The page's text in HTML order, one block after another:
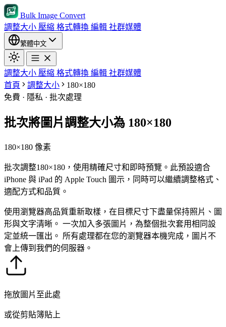
Bulk Image Convert
調整大小 壓縮 格式轉換 編輯 社群媒體
繁體中文
調整大小 壓縮 格式轉換 編輯 社群媒體
首頁
調整大小
180×180
免費 · 隱私 · 批次處理
批次將圖片調整大小為 180×180
180×180 像素
批次調整180×180，使用精確尺寸和即時預覽。此預設適合
iPhone 與 iPad 的 Apple Touch 圖示，同時可以繼續調整格式、
適配方式和品質。
使用瀏覽器高品質重新取樣，在目標尺寸下盡量保持照片、圖
形與文字清晰。 一次加入多張圖片，為整個批次套用相同設
定並統一匯出。 所有處理都在您的瀏覽器本機完成，圖片不
會上傳到我們的伺服器。
拖放圖片至此處
或從剪貼簿貼上